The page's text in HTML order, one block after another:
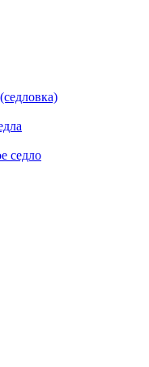
седло